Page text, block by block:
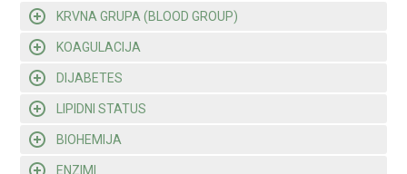
KRVNA GRUPA (BLOOD GROUP)
KOAGULACIJA
DIJABETES
LIPIDNI STATUS
BIOHEMIJA
ENZIMI